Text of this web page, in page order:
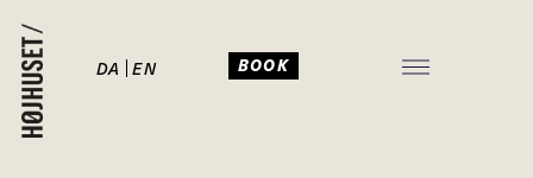
DA EN BOOK